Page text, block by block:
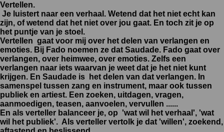
Vertellen.
Je luistert naar een verhaal. Wetend dat het niet echt kan
zijn, of wetend dat het niet over jou gaat. En toch zit je op
het puntje van je stoel.
Vertellen gaat voor mij over het delen van verlangen en
emoties. Bij Fado noemen ze dat Saudade. Fado gaat over
verlangen, over heimwee, over emoties. Zelfs een
verlangen naar iets waarvan je weet dat je het niet kunt
krijgen. En Saudade is het delen van dat verlangen. In
samenspel tussen zang en instrument, maar ook tussen
publiek en artiest. Een zoeken, uitdagen, vragen,
aanmoedigen, teasen, aanvoelen, vervullen ......
En als verteller balanceer je, op 'wat wil het verhaal', 'wat
wil het publiek'. Als verteller vertolk je dat 'willen', zoekend,